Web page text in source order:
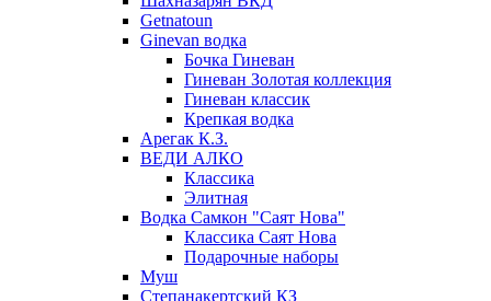
Getnatoun
Ginevan водка
Бочка Гиневан
Гиневан Золотая коллекция
Гиневан классик
Крепкая водка
Арегак К.З.
ВЕДИ АЛКО
Классика
Элитная
Водка Самкон "Саят Нова"
Классика Саят Нова
Подарочные наборы
Муш
Степанакертский КЗ